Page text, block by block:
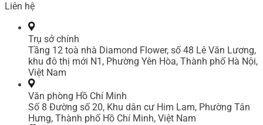
Liên hệ
Trụ sở chính
Tầng 12 toà nhà Diamond Flower, số 48 Lê Văn Lương,
khu đô thị mới N1, Phường Yên Hòa, Thành phố Hà Nội,
Việt Nam
Văn phòng Hồ Chí Minh
Số 8 Đường số 20, Khu dân cư Him Lam, Phường Tân
Hưng, Thành phố Hồ Chí Minh, Việt Nam